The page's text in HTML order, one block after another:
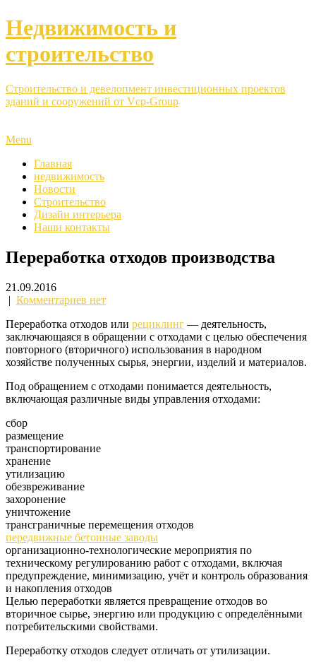
Недвижимость и
строительство
Строительство и девелопмент инвестиционных проектов
зданий и сооружений от Vcp-Group
Menu
Главная
недвижимость
Новости
Строительство
Дизайн интерьера
Наши контакты
Переработка отходов производства
21.09.2016
| Комментариев нет
Переработка отходов или рециклинг — деятельность,
заключающаяся в обращении с отходами с целью обеспечения
повторного (вторичного) использования в народном
хозяйстве полученных сырья, энергии, изделий и материалов.
Под обращением с отходами понимается деятельность,
включающая различные виды управления отходами:
сбор
размещение
транспортирование
хранение
утилизацию
обезвреживание
захоронение
уничтожение
трансграничные перемещения отходов
передвижные бетонные заводы
организационно-технологические мероприятия по
техническому регулированию работ с отходами, включая
предупреждение, минимизацию, учёт и контроль образования
и накопления отходов
Целью переработки является превращение отходов во
вторичное сырье, энергию или продукцию с определёнными
потребительскими свойствами.
Переработку отходов следует отличать от утилизации.